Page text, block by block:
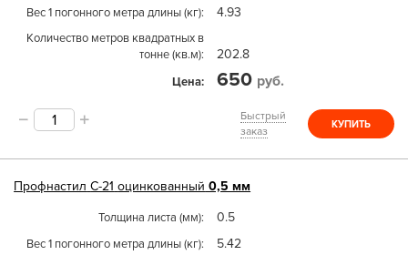
Вес 1 погонного метра длины (кг) 4.93
Количество метров квадратных в
тонне (кв.м)
202.8
Цена 650 руб.
Быстрый
заказ
КУПИТЬ
Профнастил С-21 оцинкованный 0,5 мм
Толщина листа (мм) 0.5
Вес 1 погонного метра длины (кг) 5.42